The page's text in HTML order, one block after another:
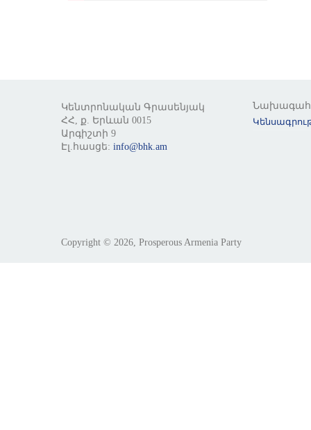
Կենտրոնական Գրասենյակ
ՀՀ, ք. Երևան 0015
Արգիշտի 9
Էլ.հասցե: info@bhk.am
Նախագահ
Copyright © 2026, Prosperous Armenia Party